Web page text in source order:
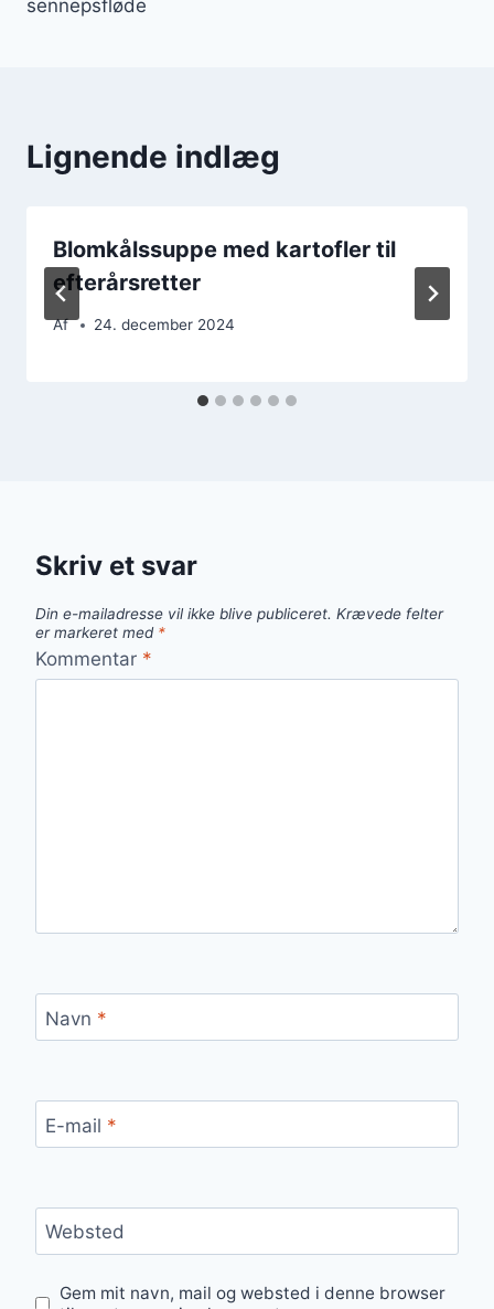
sennepsfløde
Lignende indlæg
Blomkålssuppe med kartofler til
efterårsretter
Af 24. december 2024
Skriv et svar
Din e-mailadresse vil ikke blive publiceret. Krævede felter
er markeret med *
Kommentar *
Navn *
E-mail *
Websted
Gem mit navn, mail og websted i denne browser